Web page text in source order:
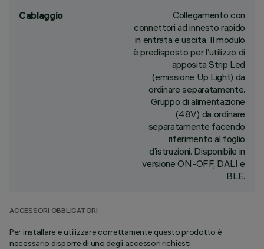
Cablaggio
Collegamento con
connettori ad innesto rapido
in entrata e uscita. Il modulo
è predisposto per l’utilizzo di
apposita Strip Led
(emissione Up Light) da
ordinare separatamente.
Gruppo di alimentazione
(48V) da ordinare
separatamente facendo
riferimento al foglio
d’istruzioni. Disponibile in
versione ON-OFF, DALI e
BLE.
ACCESSORI OBBLIGATORI
Per installare e utilizzare correttamente questo prodotto è
necessario disporre di uno degli accessori richiesti